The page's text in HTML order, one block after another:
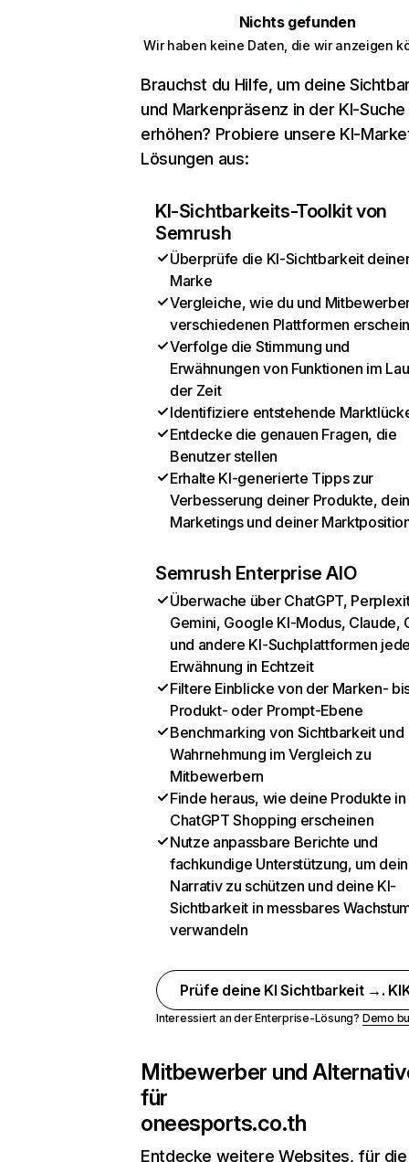
Nichts gefunden
Wir haben keine Daten, die wir anzeigen
Brauchst du Hilfe, um deine
und Markenpräsenz in der KI-Suche
erhöhen? Probiere unsere KI-
Lösungen aus:
KI-Sichtbarkeits-Toolkit von
Semrush
Überprüfe die KI-Sichtbarkeit
Marke
Vergleiche, wie du und
verschiedenen Plattformen
Verfolge die Stimmung und
Erwähnungen von Funktionen im
der Zeit
Identifiziere entstehende
Entdecke die genauen Fragen, die
Benutzer stellen
Erhalte KI-generierte Tipps zur
Verbesserung deiner Produkte,
Marketings und deiner
Semrush Enterprise AIO
Überwache über ChatGPT,
Gemini, Google KI-Modus, Claude,
und andere KI-Suchplattformen
Erwähnung in Echtzeit
Filtere Einblicke von der Marken-
Produkt- oder Prompt-Ebene
Benchmarking von Sichtbarkeit und
Wahrnehmung im Vergleich zu
Mitbewerbern
Finde heraus, wie deine Produkte in
ChatGPT Shopping erscheinen
Nutze anpassbare Berichte und
fachkundige Unterstützung, um dein
Narrativ zu schützen und deine KI-
Sichtbarkeit in messbares
verwandeln
Prüfe deine KI Sichtbarkeit →.
Interessiert an der Enterprise-Lösung? Demo
Mitbewerber und
für
oneesports.co.th
Entdecke weitere Websites, für